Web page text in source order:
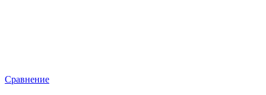
Сравнение